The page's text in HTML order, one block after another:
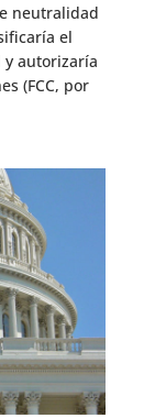
neutralidad
el
y autorizaría
(FCC, por